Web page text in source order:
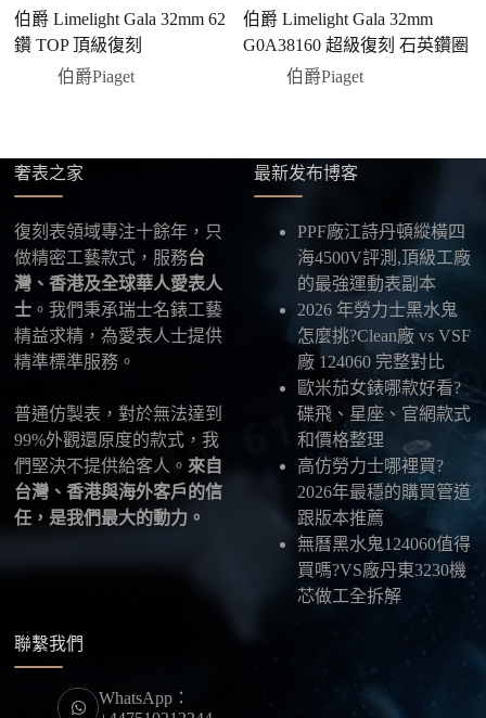
前或收到實拍照片後再支付；也可以一次性全額
付款，我們會在原有價格基礎上盡量幫您爭取更
優惠的方案。部分地區可協助安排較安全的到付
方式，具體以當下說明為準。
發給我們，我們會為您選擇合適的物流公司，全程提
供最新物流資訊與查件連結。
五、海外寄送說明
本店支援寄送至香港、澳門、台灣、欧美以及其他海
外地區，運費會依照目的地與物流方案另行報價，客
服在出貨前會跟您確認清楚。
最後：喜歡就別拖太久，有些熱門款現貨數量有
限，早一步確認，就能早一點戴上喜歡的腕錶。
伯爵 Limelight Gala 32mm 62
鑽 TOP 頂級復刻
伯爵Piaget
伯爵 Limelight Gala 32mm
G0A38160 超級復刻 石英鑽圈
伯爵Piaget
奢表之家
復刻表領域專注十餘年，只
做精密工藝款式，服務台
灣、香港及全球華人愛表人
士 。我們秉承瑞士名錶工藝
精益求精，為愛表人士提供
精準標準服務。
普通仿製表，對於無法達到
99%外觀還原度的款式，我
們堅決不提供給客人。 來自
台灣、香港與海外客戶的信
任，是我們最大的動力。
最新发布博客
PPF廠江詩丹頓縱橫四
海4500V評測,頂級工廠
的最強運動表副本
2026 年勞力士黑水鬼
怎麼挑?Clean廠 vs VSF
廠 124060 完整對比
歐米茄女錶哪款好看?
碟飛、星座、官網款式
和價格整理
高仿勞力士哪裡買?
2026年最穩的購買管道
跟版本推薦
無曆黑水鬼124060值得
買嗎?VS廠丹東3230機
芯做工全拆解
聯繫我們
WhatsApp：